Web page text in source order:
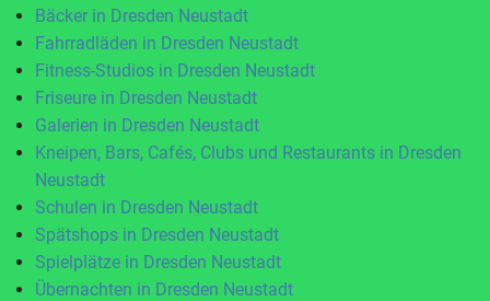
Bäcker in Dresden Neustadt
Fahrradläden in Dresden Neustadt
Fitness-Studios in Dresden Neustadt
Friseure in Dresden Neustadt
Galerien in Dresden Neustadt
Kneipen, Bars, Cafés, Clubs und Restaurants in Dresden
Neustadt
Schulen in Dresden Neustadt
Spätshops in Dresden Neustadt
Spielplätze in Dresden Neustadt
Übernachten in Dresden Neustadt